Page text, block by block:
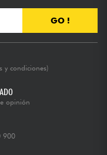
GO !
y condiciones)
opinión
900